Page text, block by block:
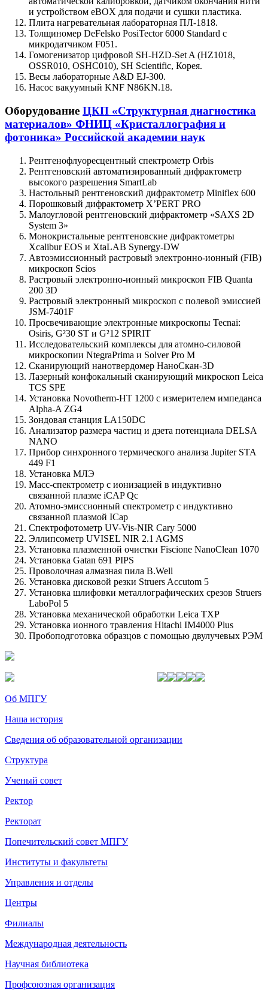
и устройством eBOX для подачи и сушки пластика.
Плита нагревательная лабораторная ПЛ-1818.
Толщиномер DeFelsko PosiTector 6000 Standard с
микродатчиком F051.
Гомогенизатор цифровой SH-HZD-Set A (HZ1018,
OSSR010, OSHC010), SH Scientific, Корея.
Весы лабораторные A&D EJ-300.
Насос вакуумный KNF N86KN.18.
Оборудование ЦКП «Структурная диагностика
материалов» ФНИЦ «Кристаллография и
фотоника» Российской академии наук
Рентгенофлуоресцентный спектрометр Orbis
Рентгеновский автоматизированный дифрактометр
высокого разрешения SmartLab
Настольный рентгеновский дифрактометр Miniflex 600
Порошковый дифрактометр X’PERT PRO
Малоугловой рентгеновский дифрактометр «SAXS 2D
System 3»
Монокристальные рентгеновские дифрактометры
Xcalibur EOS и XtaLAB Synergy-DW
Автоэмиссионный растровый электронно-ионный (FIB)
микроскоп Scios
Растровый электронно-ионный микроскоп FIB Quanta
200 3D
Растровый электронный микроскоп с полевой эмиссией
JSM-7401F
Просвечивающие электронные микроскопы Tecnai:
Osiris, G²30 ST и G²12 SPIRIT
Исследовательский комплексы для атомно-силовой
микроскопии NtegraPrima и Solver Pro M
Сканирующий нанотвердомер НаноСкан-3D
Лазерный конфокальный сканирующий микроскоп Leica
TCS SPE
Установка Novotherm-HT 1200 с измерителем импеданса
Alpha-A ZG4
Зондовая станция LA150DC
Анализатор размера частиц и дзета потенциала DELSA
NANO
Прибор синхронного термического анализа Jupiter STA
449 F1
Установка МЛЭ
Масс-спектрометр с ионизацией в индуктивно
связанной плазме iCAP Qс
Атомно-эмиссионный спектрометр с индуктивно
связанной плазмой ICap
Спектрофотометр UV-Vis-NIR Cary 5000
Эллипсометр UVISEL NIR 2.1 AGMS
Установка плазменной очистки Fiscione NanoClean 1070
Установка Gatan 691 PIPS
Проволочная алмазная пила B.Well
Установка дисковой резки Struers Accutom 5
Установка шлифовки металлографических срезов Struers
LaboPol 5
Установка механической обработки Leica TXP
Установка ионного травления Hitachi IM4000 Plus
Пробоподготовка образцов с помощью двулучевых РЭМ
Об МПГУ
Наша история
Сведения об образовательной организации
Структура
Ученый совет
Ректор
Ректорат
Попечительский совет МПГУ
Институты и факультеты
Управления и отделы
Центры
Филиалы
Международная деятельность
Научная библиотека
Профсоюзная организация